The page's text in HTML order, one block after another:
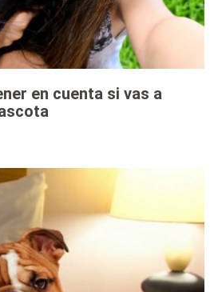
en cuenta si vas a